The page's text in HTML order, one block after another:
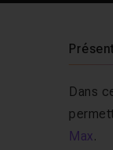
Dans
Max.